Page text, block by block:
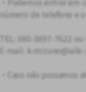
número de telefone e
TEL: 080-3897-7622
E-mail: k-
・Caso não